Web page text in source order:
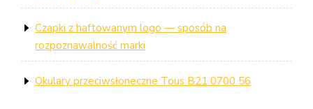
Czapki z haftowanym logo — sposób na
rozpoznawalność marki
Okulary przeciwsłoneczne Tous B21 0700 56